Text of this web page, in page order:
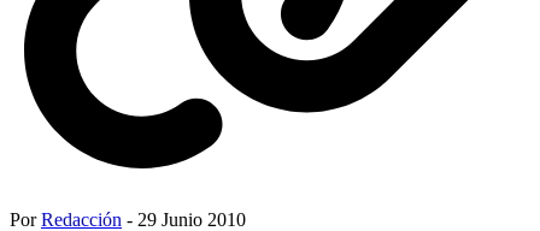
PorRedacción - 29 Junio 2010